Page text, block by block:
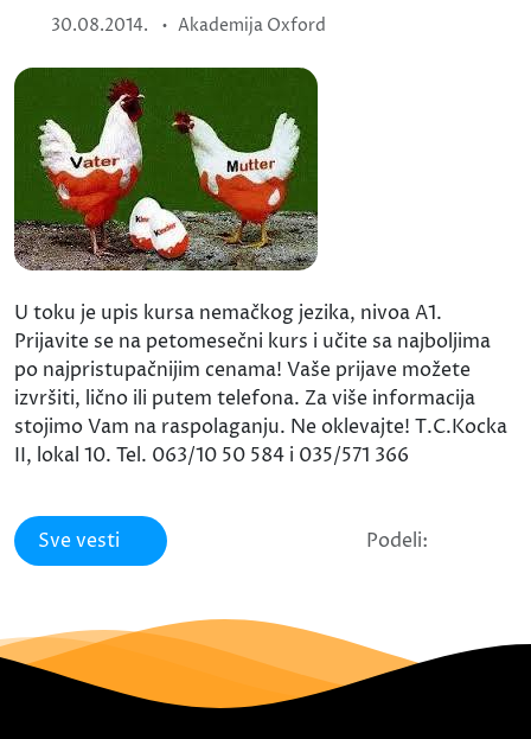
30.08.2014. • Akademija Oxford
U toku je upis kursa nemačkog jezika, nivoa A1.
Prijavite se na petomesečni kurs i učite sa najboljima
po najpristupačnijim cenama! Vaše prijave možete
izvršiti, lično ili putem telefona. Za više informacija
stojimo Vam na raspolaganju. Ne oklevajte! T.C.Kocka
II, lokal 10. Tel. 063/10 50 584 i 035/571 366
Sve vesti Podeli: